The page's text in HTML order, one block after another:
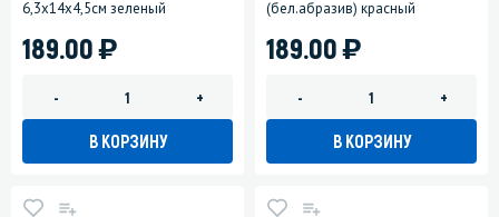
6,3х14х4,5см зеленый
189.00)
- +
В КОРЗИНУ
(бел.абразив) красный
189.00)
- +
В КОРЗИНУ